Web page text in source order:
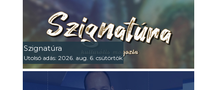
Szignatúra
Utolsó adás: 2026. aug. 6. csütörtök